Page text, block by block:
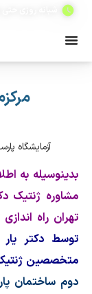
آزمایشگاه
مشاوره ژنتیک
تهران راه
توسط دکتر
متخصصین
دوم ساختمان